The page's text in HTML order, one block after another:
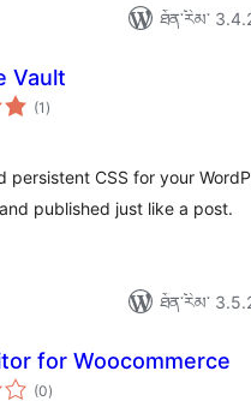
ཐོན་རིམ་
Vault
(1 གདེང་
འཇོག་
)
persistent CSS for your
published just like a post.
ཐོན་རིམ་
for Woocommerce
(0གདེང་
འཇོག་
)